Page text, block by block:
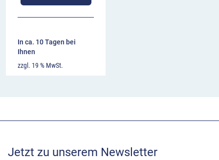
In ca. 10 Tagen bei
Ihnen
zzgl. 19 % MwSt.
Jetzt zu unserem Newsletter